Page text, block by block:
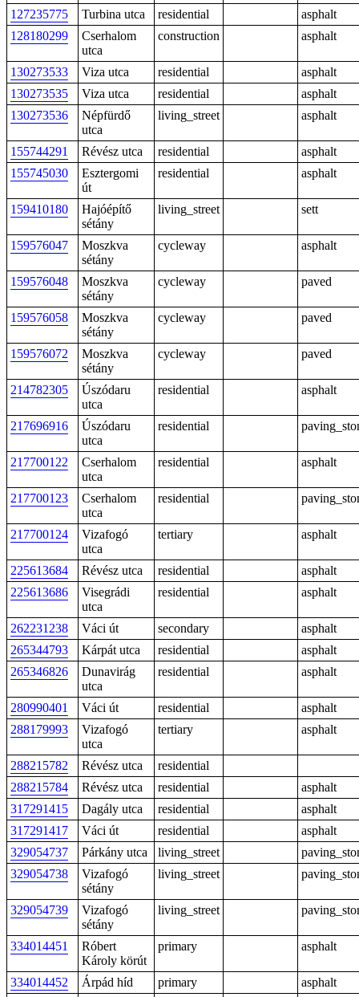
127235775 Turbina utca residential
asphalt
128180299
Cserhalom
utca
construction asphalt
130273533 Viza utca residential
asphalt
130273535
Viza utca residential
asphalt
130273536
Népfürdő
utca
living_street asphalt
155744291 Révész utca residential
asphalt
155745030
Esztergomi
út
residential asphalt
159410180
Hajóépítő
sétány
living_street sett
159576047
Moszkva
sétány
cycleway asphalt
159576048
Moszkva
sétány
cycleway paved
159576058
Moszkva
sétány
cycleway paved
159576072
Moszkva
sétány
cycleway paved
214782305
Úszódaru
utca
residential asphalt
217696916
Úszódaru
utca
residential
217700122
Cserhalom
utca
residential asphalt
217700123
Cserhalom
utca
residential
217700124
Vizafogó
utca
tertiary asphalt
225613684 Révész utca residential
asphalt
225613686
Visegrádi
utca
residential asphalt
262231238 Váci út secondary
asphalt
265344793
Kárpát utca residential
asphalt
265346826
Dunavirág
utca
residential asphalt
280990401 Váci út residential
asphalt
288179993
Vizafogó
utca
tertiary asphalt
288215782 Révész utca
residential
288215784
Révész utca residential
asphalt
317291415
Dagály utca residential
asphalt
317291417
Váci út residential
asphalt
329054737
Párkány utca living_street
329054738
Vizafogó
sétány
living_street
329054739
Vizafogó
sétány
living_street
334014451
Róbert
Károly körút
primary asphalt
334014452 Árpád híd primary asphalt